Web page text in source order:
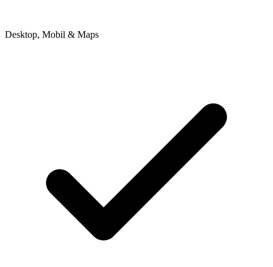
Desktop, Mobil & Maps